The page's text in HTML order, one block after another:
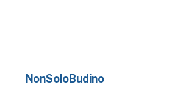
NonSoloBudino